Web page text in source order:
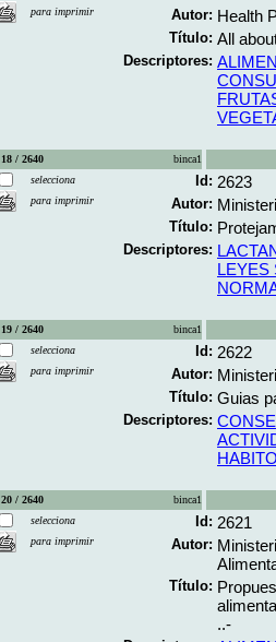
para imprimir
Autor: Health
Título: All
Descriptores:
18 / 2640
binca1
selecciona
para imprimir
Id: 2623
Autor:
Título:
Descriptores:
LEYES
19 / 2640
binca1
selecciona
para imprimir
Id: 2622
Autor:
Título: Guias
Descriptores:
20 / 2640
binca1
selecciona
para imprimir
Id: 2621
Autor:
Título:
..-